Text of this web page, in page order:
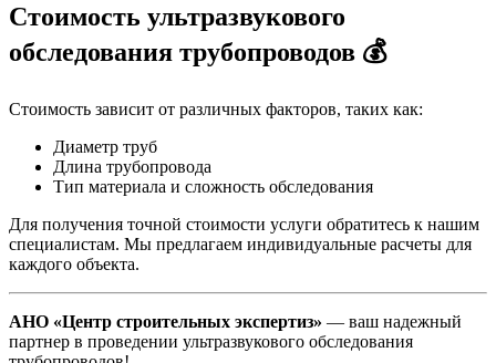
Стоимость ультразвукового
обследования трубопроводов 💰
Стоимость зависит от различных факторов, таких как:
Диаметр труб
Длина трубопровода
Тип материала и сложность обследования
Для получения точной стоимости услуги обратитесь к нашим
специалистам. Мы предлагаем индивидуальные расчеты для
каждого объекта.
АНО «Центр строительных экспертиз» — ваш надежный
партнер в проведении ультразвукового обследования